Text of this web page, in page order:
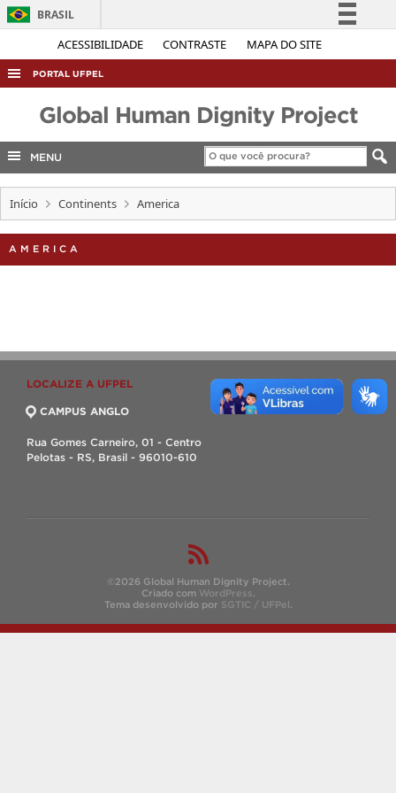
ACESSIBILIDADE CONTRASTE MAPA DO SITE
BRASIL
Simplifique!
Acesso à informação
Legislação
Canais
PORTAL UFPEL
COBALTO
INTERNACIONAL
Global Human Dignity Project
MENU
Início Continents America
AMERICA
LOCALIZE A UFPEL
CAMPUS ANGLO
Rua Gomes Carneiro, 01 - Centro
Pelotas - RS, Brasil - 96010-610
©2026 Global Human Dignity Project.
Criado com WordPress.
Tema desenvolvido por SGTIC / UFPel.